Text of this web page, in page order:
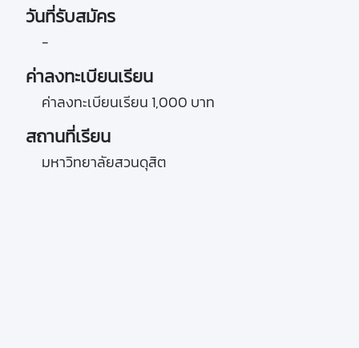
วันที่รับสมัคร
-
ค่าลงทะเบียนเรียน
ค่าลงทะเบียนเรียน 1,000 บาท
สถานที่เรียน
มหาวิทยาลัยสวนดุสิต